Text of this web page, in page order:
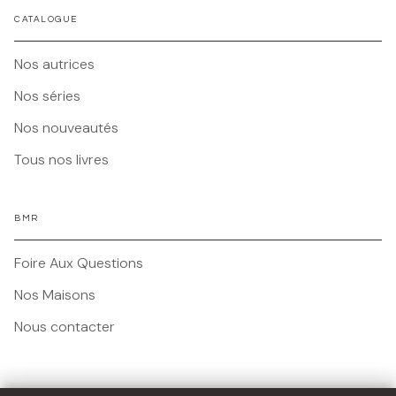
CATALOGUE
Nos autrices
Nos séries
Nos nouveautés
Tous nos livres
BMR
Foire Aux Questions
Nos Maisons
Nous contacter